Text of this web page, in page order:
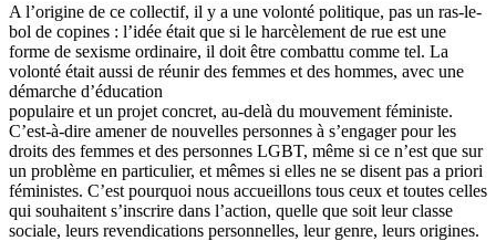
A l’origine de ce collectif, il y a une volonté politique, pas un ras-le-
bol de copines : l’idée était que si le harcèlement de rue est une
forme de sexisme ordinaire, il doit être combattu comme tel. La
volonté était aussi de réunir des femmes et des hommes, avec une
démarche d’éducation
populaire et un projet concret, au-delà du mouvement féministe.
C’est-à-dire amener de nouvelles personnes à s’engager pour les
droits des femmes et des personnes LGBT, même si ce n’est que sur
un problème en particulier, et mêmes si elles ne se disent pas a priori
féministes. C’est pourquoi nous accueillons tous ceux et toutes celles
qui souhaitent s’inscrire dans l’action, quelle que soit leur classe
sociale, leurs revendications personnelles, leur genre, leurs origines.